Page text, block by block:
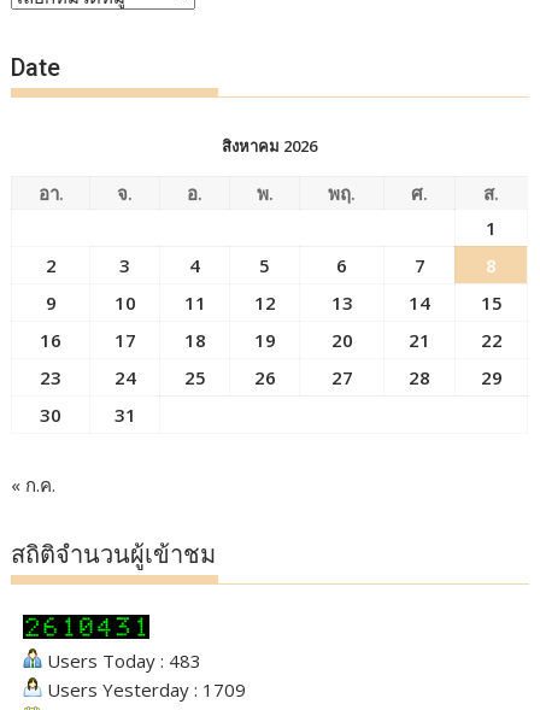
Date
สิงหาคม 2026
อา. จ. อ. พ. พฤ. ศ.
ส.
1
2
3 4 5 6 7
8
9
10 11 12 13 14
15
16
17 18 19 20 21
22
23
24 25 26 27 28
29
30
31
« ก.ค.
สถิติจำนวนผู้เข้าชม
Users Today : 483
Users Yesterday : 1709